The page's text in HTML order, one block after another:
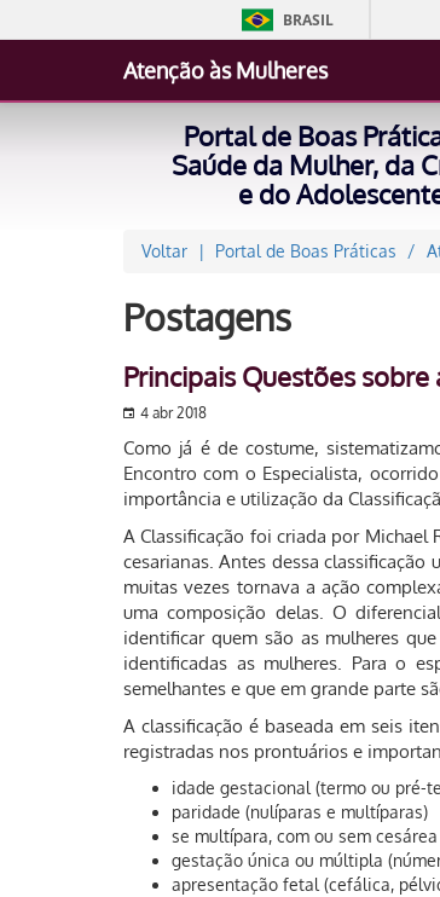
BRASIL
Atenção às Mulheres
Portal de Boas
Saúde da Mulher, da
e do
Voltar Portal de Boas Práticas
Postagens
Principais Questões
4 abr 2018
Como já é de costume,
Encontro com o Especialista,
importância e utilização da
A Classificação foi criada por
cesarianas. Antes dessa classificação
muitas vezes tornava a ação
uma composição delas. O
identificar quem são as mulheres
identificadas as mulheres. Para o
semelhantes e que em grande parte
A classificação é baseada em seis
registradas nos prontuários e
idade gestacional (termo ou pré-
paridade (nulíparas e multíparas)
se multípara, com ou sem
gestação única ou múltipla
apresentação fetal (cefálica,